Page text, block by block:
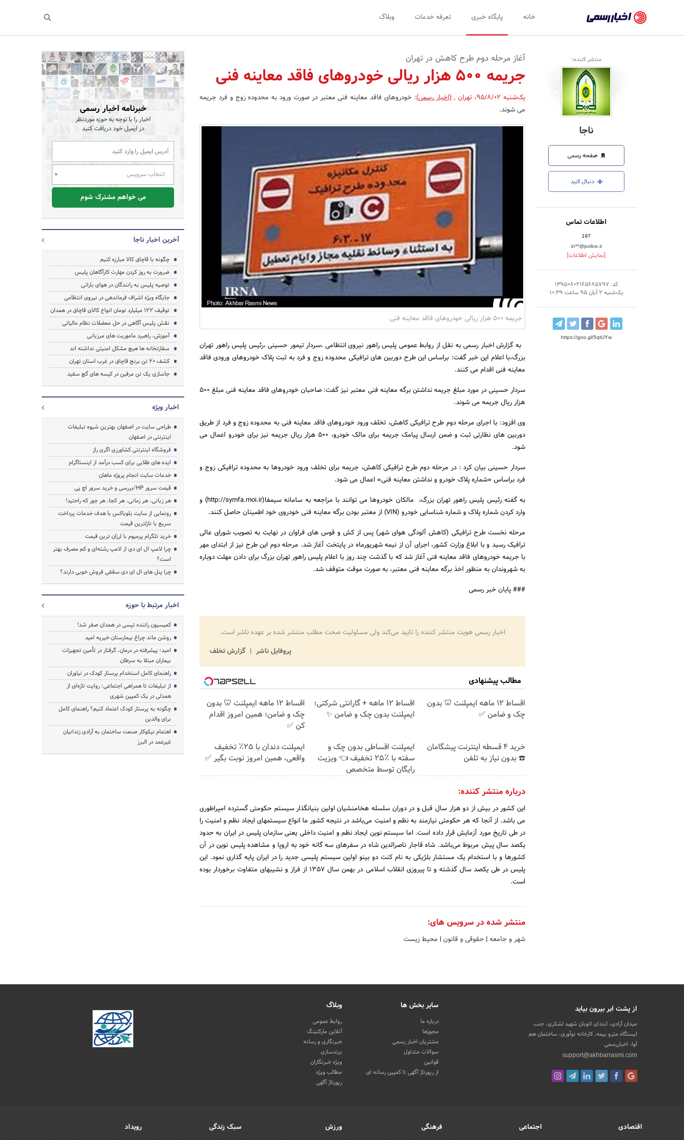
رسمی
-
اخبار
تایید
شده
شرکت‌ها،
سازمان‌ها
و
روابط
عمومی‌ها
خانه پایگاه خبری تعرفه خدمات وبلاگ
منتشر کننده:
ناجا
صفحه رسمی
دنبال کنید
اطلاعات تماس
197
in**@police.ir
[نمایش اطلاعات]
کد: 13950802165685797
یک‌شنبه 2 آبان 95 ساعت 10:39
https://goo.gl/5qtUYw
آغاز مرحله دوم طرح کاهش در تهران
جریمه 500 هزار ریالی خودروهای فاقد معاینه فنی
یک‌شنبه 95/8/02 ، تهران ,(اخبار رسمی): خودروهای فاقد معاینه فنی معتبر در صورت ورود به محدوده زوج و فرد جریمه
می شوند.
جریمه 500 هزار ریالی خودروهای فاقد معاینه فنی
به گزارش اخبار رسمی به نقل از روابط عمومی پلیس راهور نیروی انتظامی ،سردار تیمور حسینی ،رئیس پلیس راهور تهران
بزرگ،با اعلام این خبر گفت: براساس این طرح دوربین های ترافیکی محدوده زوج و فرد به ثبت پلاک خودروهای ورودی فاقد
معاینه فنی اقدام می کنند.
سردار حسینی در مورد مبلغ جریمه نداشتن برگه معاینه فنی معتبر نیز گفت: صاحبان خودروهای فاقد معاینه فنی مبلغ 500
هزار ریال جریمه می شوند.
وی افزود: با اجرای مرحله دوم طرح ترافیکی کاهش، تخلف ورود خودروهای فاقد معاینه فنی به محدوده زوج و فرد از طریق
دوربین های نظارتی ثبت و ضمن ارسال پیامک جریمه برای مالک خودرو، 500 هزار ریال جریمه نیز برای خودرو اعمال می
شود.
سردار حسینی بیان کرد : در مرحله دوم طرح ترافیکی کاهش، جریمه برای تخلف ورود خودروها به محدوده ترافیکی زوج و
فرد براساس «شماره پلاک خودرو و نداشتن معاینه فنی» اعمال می شود.
به گفته رئیس پلیس راهور تهران بزرگ، مالکان خودروها می توانند با مراجعه به سامانه سیمفا(http://symfa.moi.ir) و
وارد کردن شماره پلاک و شماره شناسایی خودرو (VIN) از معتبر بودن برگه معاینه فنی خودروی خود اطمینان حاصل کنند.
مرحله نخست طرح ترافیکی (کاهش آلودگی هوای شهر) پس از کش و قوس های فراوان در نهایت به تصویب شورای عالی
ترافیک رسید و با ابلاغ وزارت کشور، اجرای آن از نیمه شهریورماه در پایتخت آغاز شد. مرحله دوم این طرح نیز از ابتدای مهر
با جریمه خودروهای فاقد معاینه فنی آغاز شد که با گذشت چند روز با اعلام پلیس راهور تهران بزرگ برای دادن مهلت دوباره
به شهروندان به منظور اخذ برگه معاینه فنی معتبر، به صورت موقت متوقف شد.
### پایان خبر رسمی
اخبار رسمی هویت منتشر کننده را تایید می‌کند ولی مسئولیت صحت مطلب منتشر شده بر عهده ناشر است.
پروفایل ناشر
گزارش تخلف
مطالب پیشنهادی
اقساط ۱۲ ماهه ایمپلنت 🦷 بدون
چک و ضامن ✅
اقساط 12 ماهه + گارانتی شرکتی؛
ایمپلنت بدون چک و ضامن ✨
اقساط ۱۲ ماهه ایمپلنت 🦷 بدون
چک و ضامن؛ همین امروز اقدام
کن ✅
خرید 4 قسطه اینترنت پیشگامان
☎️ بدون نیاز به تلفن
ایمپلنت اقساطی بدون چک و
سفته با ٪۲۵ تخفیف 👈 ویزیت
رایگان توسط متخصص
ایمپلنت دندان با ۲۵٪ تخفیف
واقعی، همین امروز نوبت بگیر ✅
درباره منتشر کننده:
این کشور در بیش از دو هزار سال قبل و در دوران سلسله هخامنشیان اولین بنیانگذار سیستم حکومتى گسترده امپراطورى
مى باشد. از آنجا که هر حکومتى نیازمند به نظم و امنیت مى‌باشد در نتیجه کشور ما انواع سیستمهاى ایجاد نظم و امنیت را
در طى تاریخ مورد آزمایش قرار داده است. اما سیستم نوین ایجاد نظم و امنیت داخلى یعنى سازمان پلیس در ایران به حدود
یکصد سال پیش مربوط مى‌‌باشد. شاه قاجار ناصرالدین شاه در سفرهاى سه گانه خود به اروپا و مشاهده پلیس نوین در آن
کشورها و با استخدام یک مستشار بلژیکى به نام کنت دو بینو اولین سیستم پلیسى جدید را در ایران پایه گذارى نمود. این
پلیس در طى یکصد سال گذشته و تا پیروزى انقلاب اسلامى در بهمن سال 1357 از فراز و نشیبهاى متفاوت برخوردار بوده
است.
منتشر شده در سرویس های:
شهر و جامعه | حقوقی و قانون | محیط زیست
خبرنامه اخبار رسمی
اخبار را با توجه به حوزه موردنظر
در ایمیل خود دریافت کنید
انتخاب سرویس
می خواهم مشترک شوم
آخرین اخبار ناجا
چگونه با قاچاق کالا مبارزه کنیم
ضرورت به روز کردن مهارت کارآگاهان پلیس
توصیه پلیس به رانندگان در هوای بارانی
جایگاه ویژه اشراف فرماندهی در نیروی انتظامی
توقیف 122 میلیارد تومان انواع کالای قاچاق در همدان
نقش پلیس آگاهی در حل معضلات نظام مالیاتی
آموزش، راهبرد ماموریت های مرزبانی
سفارتخانه ها هیچ مشکل امنیتی نداشته اند
کشف 20 تن برنج قاچاق در غرب استان تهران
جاسازی یک تن مرفین در کیسه های گچ سفید
اخبار ویژه
طراحی سایت در اصفهان بهترین شیوه تبلیغات
اینترنتی در اصفهان
فروشگاه اینترنتی کشاورزی اگری راز
ایده های طلایی برای کسب درآمد از اینستاگرام
خدمات سایت انجام پروژه ماهان
قیمت سرور HP/بررسی و خرید سرور اچ پی
هر زبانی، هر زمانی، هر کجا، هر جور که راحتید!
رونمایی از سایت بلوباکس با هدف خدمات پرداخت
سریع با نازلترین قیمت
خرید تلگرام پرمیوم با ارزان ترین قیمت
چرا لامپ ال ای دی از لامپ رشته‌ای و کم مصرف بهتر
است؟
چرا پنل های ال ای دی سقفی فروش خوبی دارند؟
اخبار مرتبط با حوزه
کمیسیون راننده تپسی در همدان صفر شد!
روشن ماند چراغ بیمارستان خیریه امید
امید؛ پیشرفته در درمان، گرفتار در تأمین تجهیزات
بیماران مبتلا به سرطان
راهنمای کامل استخدام پرستار کودک در نیاوران
از تبلیغات تا همراهی اجتماعی؛ روایت تازه‌ای از
همدلی در یک کمپین شهری
چگونه به پرستار کودک اعتماد کنیم؟ راهنمای کامل
برای والدین
اهتمام نیکوکار صنعت ساختمان به آزادی زندانیان
غیرعمد در البرز
از پشت ابر بیرون بیاید
میدان آزادی، ابتدای اتوبان شهید لشکری، جنب
ایستگاه مترو بیمه، کارخانه نوآوری، ساختمان هم
آوا، اخباررسمی
support@akhbarrasmi.com
سایر بخش ها
درباره ما
مجوزها
مشتریان اخبار رسمی
سوالات متداول
قوانین
از رپورتاژ آگهی تا کمپین رسانه ای
وبلاگ
روابط عمومی
آنلاین مارکتینگ
خبرنگاری و رسانه
برندسازی
ویژه خبرنگاران
مطالب ویژه
رپورتاژ آگهی
اقتصادی اجتماعی فرهنگی ورزش سبک زندگی رویداد